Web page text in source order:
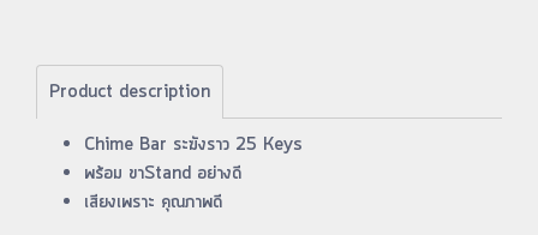
Product description
Chime Bar ระฆังราว 25 Keys
พร้อม ขาStand อย่างดี
เสียงเพราะ คุณภาพดี